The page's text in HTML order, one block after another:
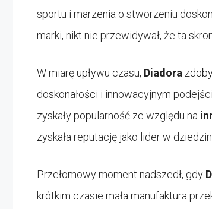
sportu i marzenia o stworzeniu
marki, nikt nie przewidywał, że ta
W miarę upływu czasu, Diadora
doskonałości i innowacyjnym
zyskały popularność ze względu na
zyskała reputację jako lider w
Przełomowy moment nadszedł, gdy
krótkim czasie mała manufaktura